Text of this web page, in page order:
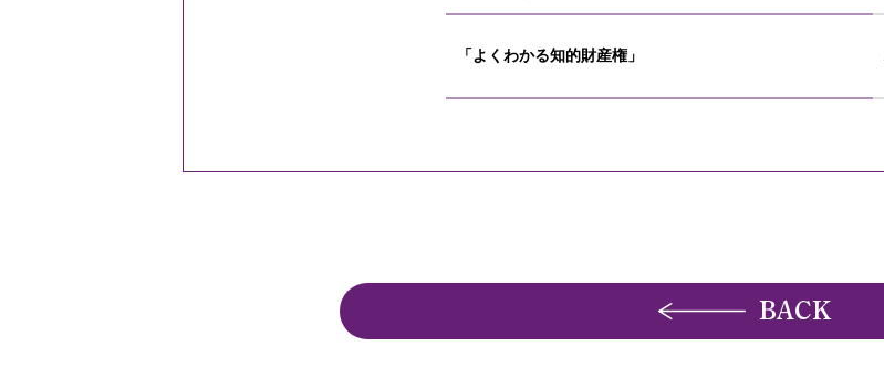
「よくわかる知的財産権」
BACK